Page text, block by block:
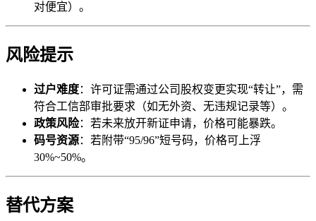
对便宜）。
风险提示
过户难度：许可证需通过公司股权变更实现“转让”，需
符合工信部审批要求（如无外资、无违规记录等）。
政策风险：若未来放开新证申请，价格可能暴跌。
码号资源：若附带“95/96”短号码，价格可上浮
30%~50%。
替代方案